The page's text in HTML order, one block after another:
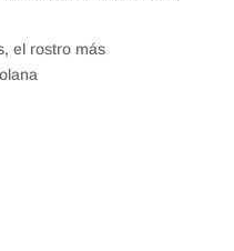
el rostro más